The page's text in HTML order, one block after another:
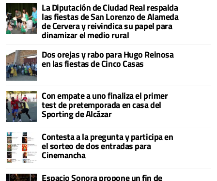
La Diputación de Ciudad Real respalda
las fiestas de San Lorenzo de Alameda
de Cervera y reivindica su papel para
dinamizar el medio rural
Dos orejas y rabo para Hugo Reinosa
en las fiestas de Cinco Casas
Con empate a uno finaliza el primer
test de pretemporada en casa del
Sporting de Alcázar
Contesta a la pregunta y participa en
el sorteo de dos entradas para
Cinemancha
Espacio Sonora propone un fin de